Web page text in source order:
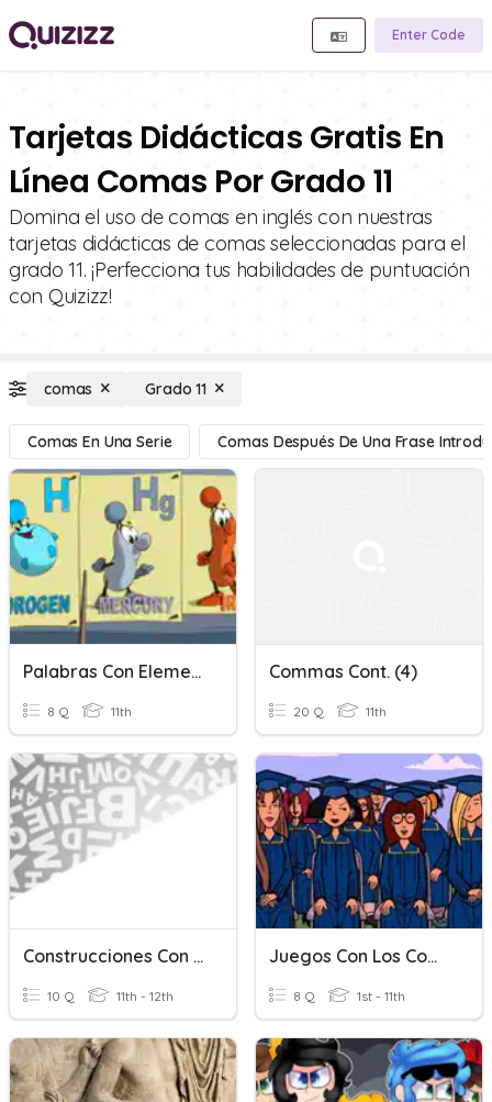
Enter Code
Tarjetas Didácticas Gratis En
Línea Comas Por Grado 11
Domina el uso de comas en inglés con nuestras
tarjetas didácticas de comas seleccionadas para el
grado 11. ¡Perfecciona tus habilidades de puntuación
con Quizizz!
comas Grado 11
Comas En Una Serie Comas Después De Una Frase
Palabras Con Elementos Químicos
8 Q 11th
Commas Cont. (4)
20 Q 11th
Construcciones Con Formas No Personales
10 Q 11th - 12th
Juegos Con Los Compas Cultura General
8 Q 1st - 11th